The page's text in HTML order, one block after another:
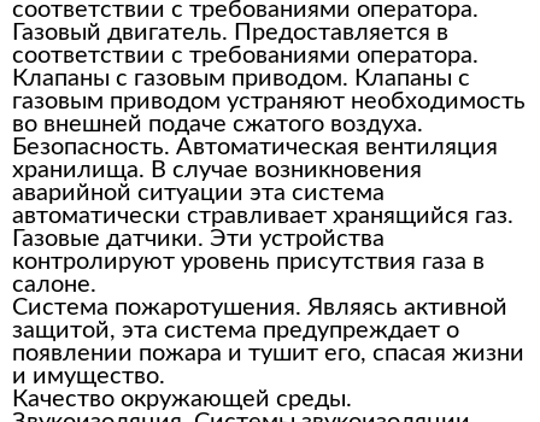
соответствии с требованиями оператора.
Газовый двигатель. Предоставляется в
соответствии с требованиями оператора.
Клапаны с газовым приводом. Клапаны с
газовым приводом устраняют необходимость
во внешней подаче сжатого воздуха.
Безопасность. Автоматическая вентиляция
хранилища. В случае возникновения
аварийной ситуации эта система
автоматически стравливает хранящийся газ.
Газовые датчики. Эти устройства
контролируют уровень присутствия газа в
салоне.
Система пожаротушения. Являясь активной
защитой, эта система предупреждает о
появлении пожара и тушит его, спасая жизни
и имущество.
Качество окружающей среды.